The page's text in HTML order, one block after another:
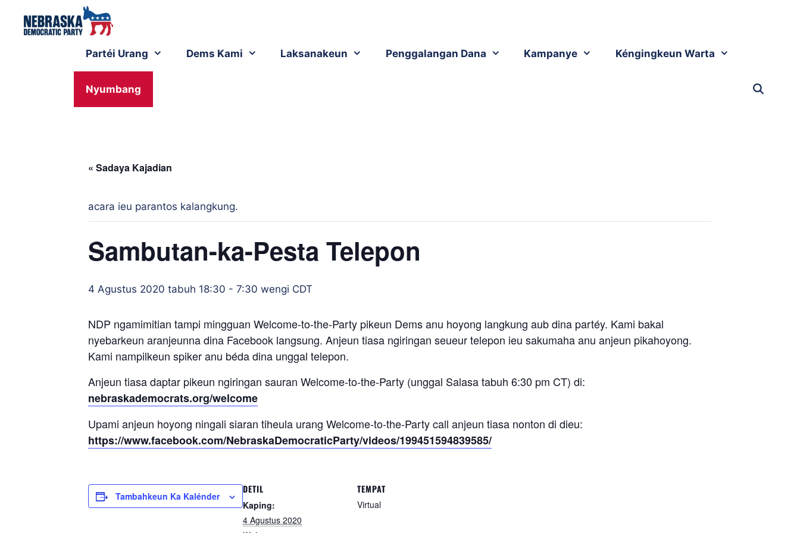
Partéi Urang Dems Kami Laksanakeun Penggalangan Dana Kampanye Kéngingkeun Warta
Nyumbang
« Sadaya Kajadian
acara ieu parantos kalangkung.
Sambutan-ka-Pesta Telepon
4 Agustus 2020 tabuh 18:30 - 7:30 wengi CDT
NDP ngamimitian tampi mingguan Welcome-to-the-Party pikeun Dems anu hoyong langkung aub dina partéy. Kami bakal
nyebarkeun aranjeunna dina Facebook langsung. Anjeun tiasa ngiringan seueur telepon ieu sakumaha anu anjeun pikahoyong.
Kami nampilkeun spiker anu béda dina unggal telepon.
Anjeun tiasa daptar pikeun ngiringan sauran Welcome-to-the-Party (unggal Salasa tabuh 6:30 pm CT) di:
nebraskademocrats.org/welcome
Upami anjeun hoyong ningali siaran tiheula urang Welcome-to-the-Party call anjeun tiasa nonton di dieu:
https://www.facebook.com/NebraskaDemocraticParty/videos/199451594839585/
Tambahkeun Ka Kalénder
DETIL
Kaping:
4 Agustus 2020
TEMPAT
Virtual